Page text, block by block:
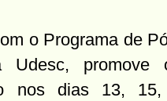
o Programa de
promove
nos dias 13,